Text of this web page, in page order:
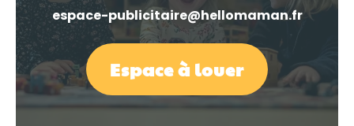
espace-publicitaire@hellomaman.fr
Espace à louer